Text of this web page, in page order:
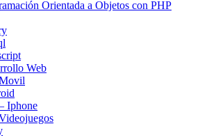
Orientada a Objetos con PHP
Web
Iphone